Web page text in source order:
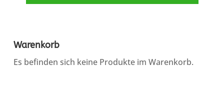
Warenkorb
Es befinden sich keine Produkte im Warenkorb.